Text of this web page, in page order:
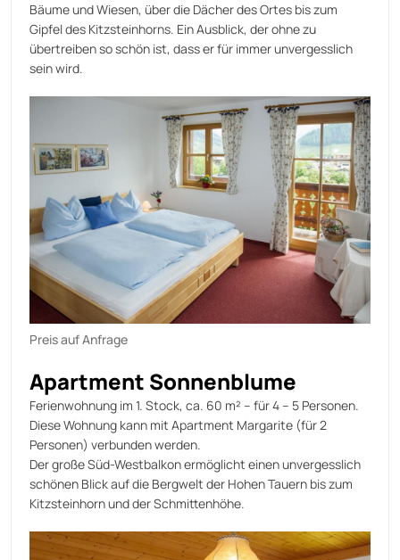
Bäume und Wiesen, über die Dächer des Ortes bis zum
Gipfel des Kitzsteinhorns. Ein Ausblick, der ohne zu
übertreiben so schön ist, dass er für immer unvergesslich
sein wird.
Preis auf Anfrage
Apartment Sonnenblume
Ferienwohnung im 1. Stock, ca. 60 m² – für 4 – 5 Personen.
Diese Wohnung kann mit Apartment Margarite (für 2
Personen) verbunden werden.
Der große Süd-Westbalkon ermöglicht einen unvergesslich
schönen Blick auf die Bergwelt der Hohen Tauern bis zum
Kitzsteinhorn und der Schmittenhöhe.